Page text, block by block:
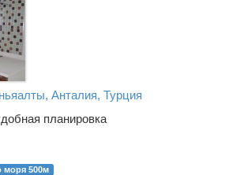
Анталия, Турция
планировка
моря 500м